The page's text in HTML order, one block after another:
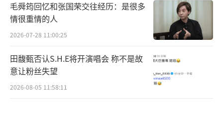
公司联合出品。影片将于6月8日端午假期全国
公映，今日15城限量点映，目前预售已经开
（责任编辑：李劲 CK005）
毛舜筠回忆和张国荣交往经历：是很多
情很重情的人
2026-07-28 11:00:25
田馥甄否认S.H.E将开演唱会 称不是故
意让粉丝失望
2026-08-05 11:58:11